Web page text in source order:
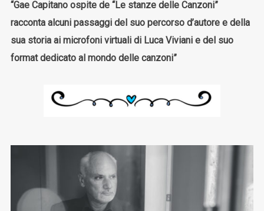
“Gae Capitano ospite de “Le stanze delle Canzoni”
racconta alcuni passaggi del suo percorso d’autore e della
sua storia ai microfoni virtuali di Luca Viviani e del suo
format dedicato al mondo delle canzoni”